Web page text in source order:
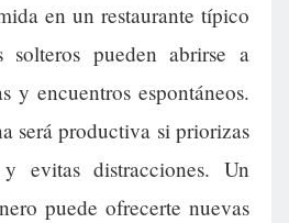
en un restaurante típico
pueden abrirse a
y encuentros espontáneos.
será productiva si priorizas
y evitas distracciones. Un
puede ofrecerte nuevas